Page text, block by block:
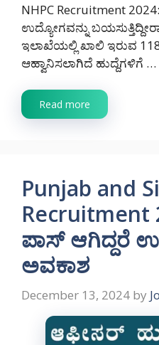
NHPC Recruitment
ಉದ್ಯೋಗವನ್ನು
ಇಲಾಖೆಯಲ್ಲಿ ಖಾಲಿ ಇರುವ
ಆಹ್ವಾನಿಸಲಾಗಿದೆ ಹುದ್ದೆಗಳಿಗೆ …
Read more
Punjab and
Recruitment
ಪಾಸ್ ಆಗಿದ್ದರೆ
ಅವಕಾಶ
December 13, 2024 by